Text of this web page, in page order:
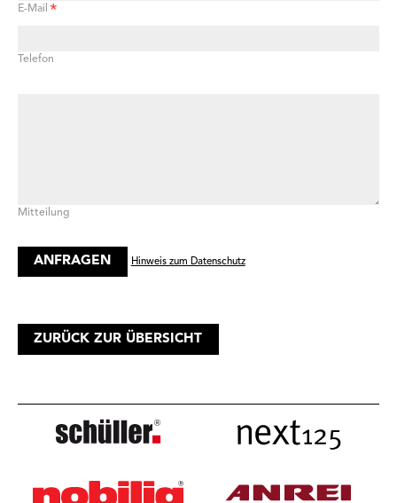
E-Mail *
Telefon
Mitteilung
Hinweis zum Datenschutz
ZURÜCK ZUR ÜBERSICHT